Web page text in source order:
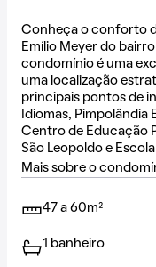
Conheça o conforto
Emílio Meyer do bairro
condomínio é uma
uma localização
principais pontos de
Idiomas, Pimpolândia
Centro de Educação
São Leopoldo e
Mais sobre o
47 a 60m²
1 banheiro